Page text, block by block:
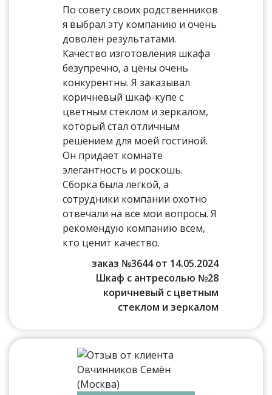
По совету своих родственников
я выбрал эту компанию и очень
доволен результатами.
Качество изготовления шкафа
безупречно, а цены очень
конкурентны. Я заказывал
коричневый шкаф-купе с
цветным стеклом и зеркалом,
который стал отличным
решением для моей гостиной.
Он придает комнате
элегантность и роскошь.
Сборка была легкой, а
сотрудники компании охотно
отвечали на все мои вопросы. Я
рекомендую компанию всем,
кто ценит качество.
заказ №3644 от 14.05.2024
Шкаф с антресолью №28
коричневый с цветным
стеклом и зеркалом